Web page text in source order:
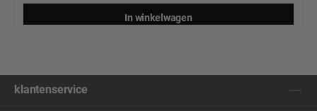
In winkelwagen
klantenservice